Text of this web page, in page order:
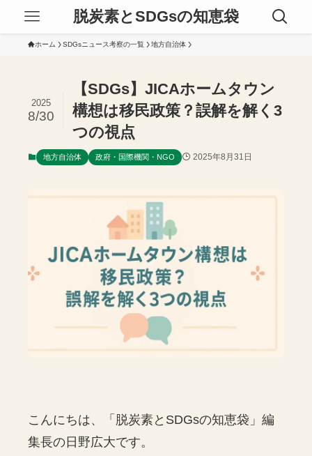
脱炭素とSDGsの知恵袋
ホーム SDGsニュース考察の一覧 地方自治体
【SDGs】JICAホームタウン
構想は移民政策？誤解を解く3
つの視点
2025
8/30
地方自治体 政府・国際機関・NGO 2025年8月31日
こんにちは、「脱炭素とSDGsの知恵袋」編
集長の日野広大です。